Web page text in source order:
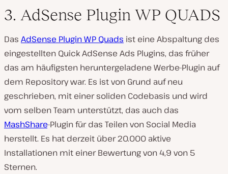
3. AdSense Plugin WP QUADS
Das AdSense Plugin WP Quads ist eine Abspaltung des
eingestellten Quick AdSense Ads Plugins, das früher
das am häufigsten heruntergeladene Werbe-Plugin auf
dem Repository war. Es ist von Grund auf neu
geschrieben, mit einer soliden Codebasis und wird
vom selben Team unterstützt, das auch das
MashShare-Plugin für das Teilen von Social Media
herstellt. Es hat derzeit über 20.000 aktive
Installationen mit einer Bewertung von 4,9 von 5
Sternen.